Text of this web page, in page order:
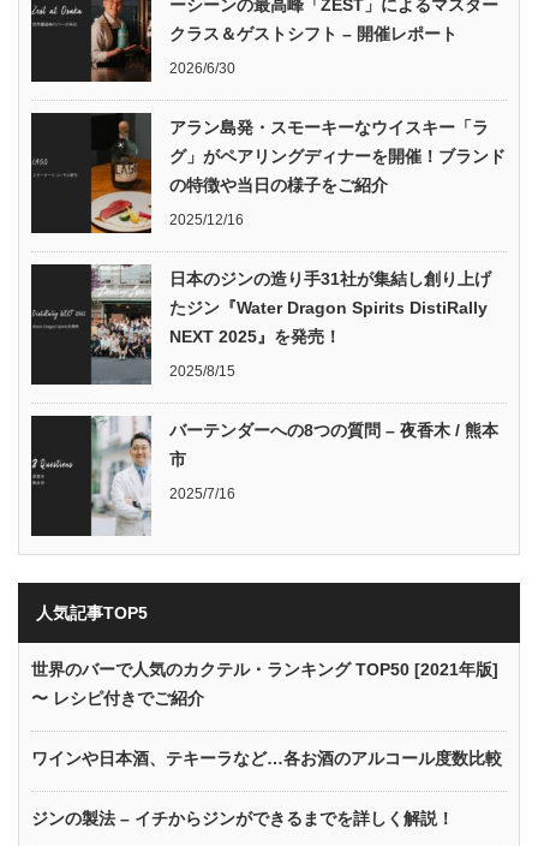
ーシーンの最高峰「ZEST」によるマスター
クラス＆ゲストシフト – 開催レポート
2026/6/30
アラン島発・スモーキーなウイスキー「ラ
グ」がペアリングディナーを開催！ブランド
の特徴や当日の様子をご紹介
2025/12/16
日本のジンの造り手31社が集結し創り上げ
たジン『Water Dragon Spirits DistiRally
NEXT 2025』を発売！
2025/8/15
バーテンダーへの8つの質問 – 夜香木 / 熊本
市
2025/7/16
人気記事TOP5
世界のバーで人気のカクテル・ランキング TOP50 [2021年版]
〜 レシピ付きでご紹介
ワインや日本酒、テキーラなど…各お酒のアルコール度数比較
ジンの製法 – イチからジンができるまでを詳しく解説！